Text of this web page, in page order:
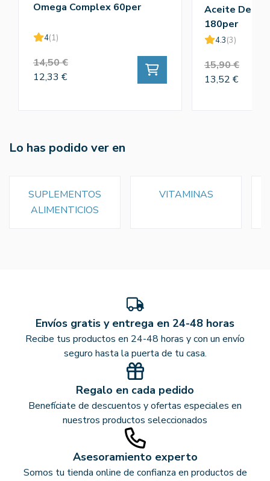
Omega Complex 60per
4(1)
14,50 €
12,33 €
Aceite De
180per
4.3(3)
15,90 €
13,52 €
Lo has podido ver en
SUPLEMENTOS
ALIMENTICIOS
VITAMINAS
Envíos gratis y entrega en 24-48 horas
Recibe tus productos en 24-48 horas y con un envío
seguro hasta la puerta de tu casa.
Regalo en cada pedido
Benefíciate de descuentos y ofertas especiales en
nuestros productos seleccionados
Asesoramiento experto
Somos tu tienda online de confianza en productos de